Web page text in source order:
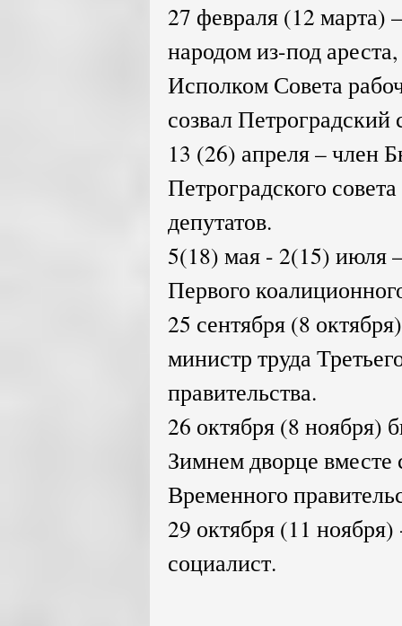
27 февраля (12 марта)
народом из-под
Исполком Совета
созвал Петроградский
13 (26) апреля – член
Петроградского
депутатов.
5(18) мая - 2(15) июля
Первого
25 сентября (8
министр труда
правительства.
26 октября (8 ноября)
Зимнем дворце
Временного
29 октября (11
социалист.